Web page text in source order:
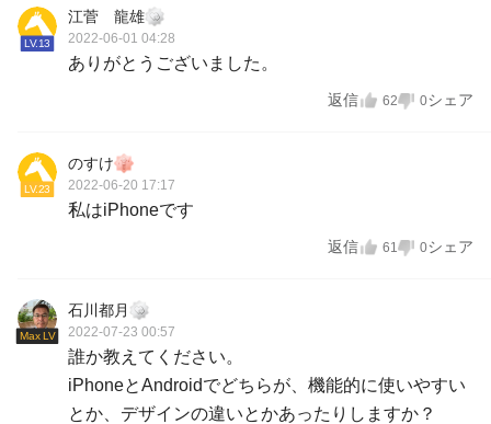
LV.13
江菅 龍雄
2022-06-01 04:28
ありがとうございました。
返信 62 0シェア
LV.23
のすけ
2022-06-20 17:17
私はiPhoneです
返信 61 0シェア
Max LV
石川都月
2022-07-23 00:57
誰か教えてください。
iPhoneとAndroidでどちらが、機能的に使いやすい
とか、デザインの違いとかあったりしますか？